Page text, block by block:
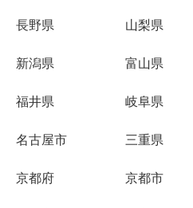
長野県 山梨県
新潟県 富山県
福井県 岐阜県
名古屋市 三重県
京都府 京都市